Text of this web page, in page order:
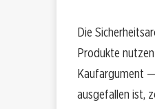
Die
Produkte
Kaufargument
ausgefallen ist,